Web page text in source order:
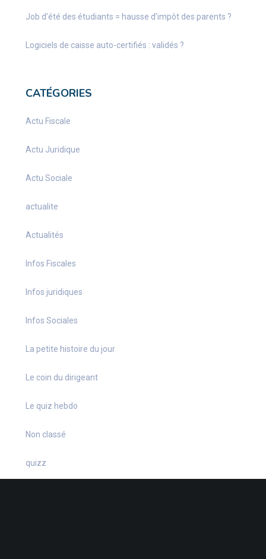
Job d’été des étudiants = hausse d’impôt des parents ?
Logiciels de caisse auto-certifiés : validés ?
CATÉGORIES
Actu Fiscale
Actu Juridique
Actu Sociale
actualite
Actualités
Infos Fiscales
Infos juridiques
Infos Sociales
La petite histoire du jour
Le coin du dirigeant
Le quiz hebdo
Non classé
quizz